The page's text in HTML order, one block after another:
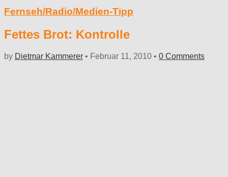
Fernseh/Radio/Medien-Tipp
Fettes Brot: Kontrolle
by Dietmar Kammerer • Februar 11, 2010 • 0 Comments